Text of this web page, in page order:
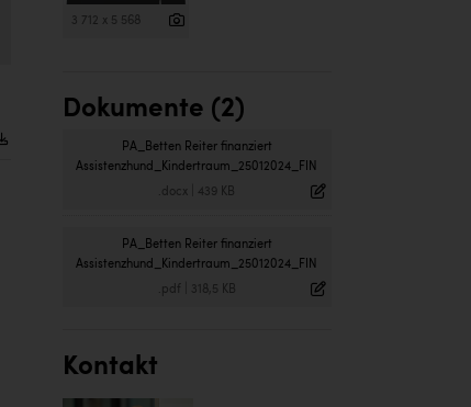
3 712 x 5 568
Dokumente (2)
PA_Betten Reiter finanziert
Assistenzhund_Kindertraum_25012024_FIN
.docx 439 KB
PA_Betten Reiter finanziert
Assistenzhund_Kindertraum_25012024_FIN
.pdf 318,5 KB
Kontakt